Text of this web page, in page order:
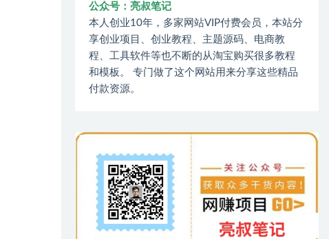
公众号：亮叔笔记
本人创业10年，多家网站VIP付费会员，本站分
享创业项目、创业教程、主题源码、电商教
程、工具软件等也不断的从淘宝购买很多教程
和模板。 专门做了这个网站用来分享这些精品
付款资源。